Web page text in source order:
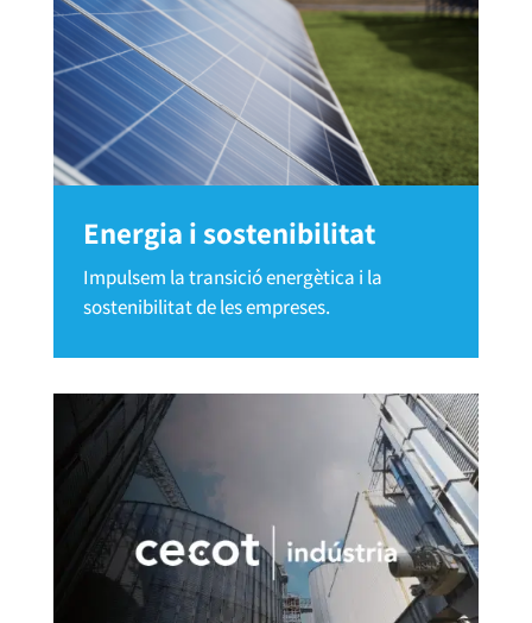
Energia i sostenibilitat
Impulsem la transició energètica i la
sostenibilitat de les empreses.